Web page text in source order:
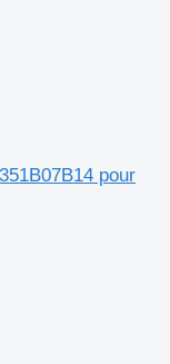
pour